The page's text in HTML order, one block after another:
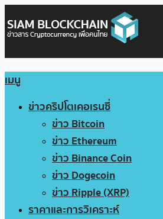
เมนู
ข่าวคริปโตเคอเรนซี่
ข่าว Bitcoin
ข่าว Ethereum
ข่าว Binance Coin
ข่าว Dogecoin
ข่าว Ripple (XRP)
ราคาและการวิเคราะห์